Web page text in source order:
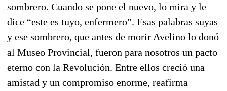
sombrero. Cuando se pone el nuevo, lo mira y le
dice “este es tuyo, enfermero”. Esas palabras suyas
y ese sombrero, que antes de morir Avelino lo donó
al Museo Provincial, fueron para nosotros un pacto
eterno con la Revolución. Entre ellos creció una
amistad y un compromiso enorme, reafirma